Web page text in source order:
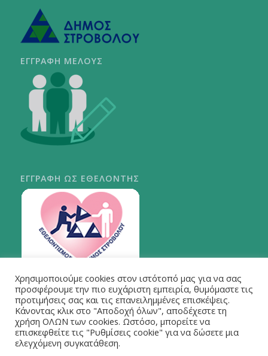
ΕΓΓΡΑΦΗ ΜΕΛΟΥΣ
ΕΓΓΡΑΦΗ ΩΣ ΕΘΕΛΟΝΤΗΣ
ΠΕΡΙ ΣΤΡΟΒΟΛΟΥ
Χρησιμοποιούμε cookies στον ιστότοπό μας για να σας
προσφέρουμε την πιο ευχάριστη εμπειρία, θυμόμαστε τις
προτιμήσεις σας και τις επανειλημμένες επισκέψεις.
Κάνοντας κλικ στο "Αποδοχή όλων", αποδέχεστε τη
χρήση ΟΛΩΝ των cookies. Ωστόσο, μπορείτε να
επισκεφθείτε τις "Ρυθμίσεις cookie" για να δώσετε μια
ελεγχόμενη συγκατάθεση.